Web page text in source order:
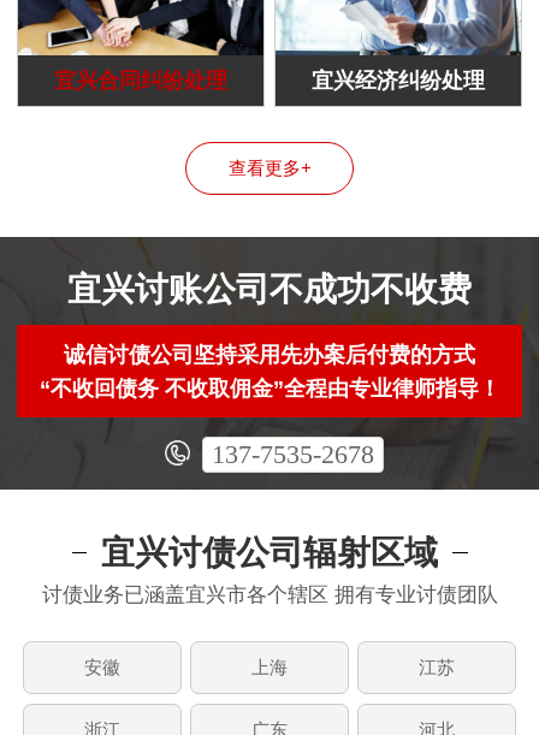
宜兴合同纠纷处理 宜兴经济纠纷处理
查看更多+
宜兴讨账公司不成功不收费
诚信讨债公司坚持采用先办案后付费的方式
“不收回债务 不收取佣金”全程由专业律师指导！
137-7535-2678
宜兴讨债公司辐射区域
讨债业务已涵盖宜兴市各个辖区 拥有专业讨债团队
安徽 上海 江苏
浙江 广东 河北